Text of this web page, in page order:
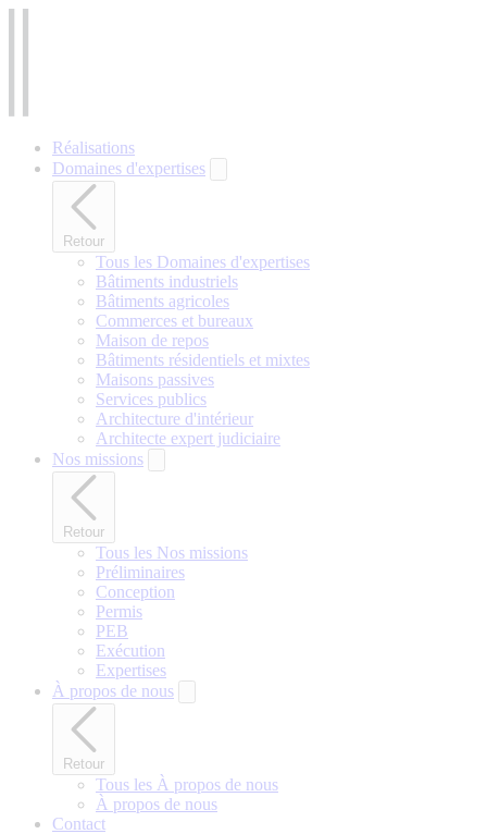
Réalisations
Domaines d'expertises
Retour
Tous les Domaines d'expertises
Bâtiments industriels
Bâtiments agricoles
Commerces et bureaux
Maison de repos
Bâtiments résidentiels et mixtes
Maisons passives
Services publics
Architecture d'intérieur
Architecte expert judiciaire
Nos missions
Retour
Tous les Nos missions
Préliminaires
Conception
Permis
PEB
Exécution
Expertises
À propos de nous
Retour
Tous les À propos de nous
À propos de nous
Contact